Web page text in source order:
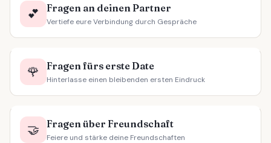
💕 Fragen an deinen Partner
Vertiefe eure Verbindung durch Gespräche
🌹 Fragen fürs erste Date
Hinterlasse einen bleibenden ersten Eindruck
🤝 Fragen über Freundschaft
Feiere und stärke deine Freundschaften